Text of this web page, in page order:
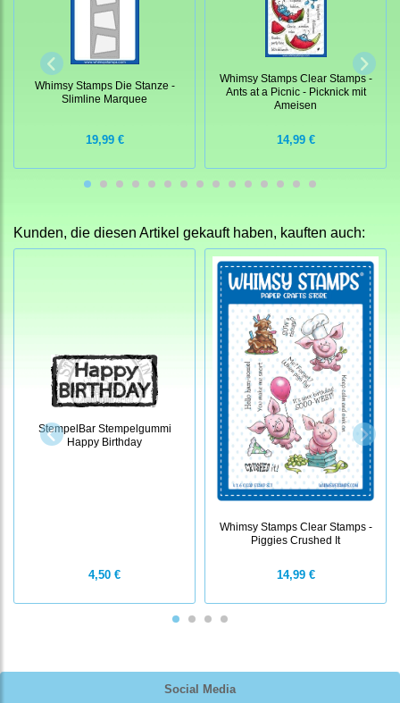
Social Media
Whimsy Stamps Die Stanze -
Slimline Marquee
19,99 €
Whimsy Stamps Clear Stamps -
Ants at a Picnic - Picknick mit
Ameisen
14,99 €
Kunden, die diesen Artikel gekauft haben, kauften auch:
StempelBar Stempelgummi
Happy Birthday
4,50 €
Whimsy Stamps Clear Stamps -
Piggies Crushed It
14,99 €